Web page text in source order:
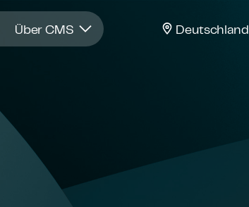
Über CMS JURISDIKTION
Deutschland